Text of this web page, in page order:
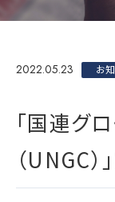
事業紹介
ガバナンス
Infroneer
ITSUTSU-
業績ハイライト
決算説明会
IRニュースラ
個人投資家
株主還元・
トップメッセ
価値創造プ
事業セグメン
ビジネスモデ
コンプライア
各種ポリシー
腐敗防止ポ
2022.05.23 お
「国連グ
（UNGC）